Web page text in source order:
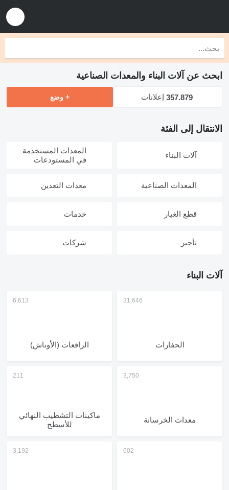
ابحث عن آلات البناء والمعدات الصناعية
357.879 إعلانات + وضع
الانتقال إلى الفئة
آلات البناء
المعدات المستخدمة
في المستودعات
المعدات الصناعية معدات التعدين
قطع الغيار خدمات
تأجير شركات
آلات البناء
الحفارات الرافعات (الأوناش)
معدات الخرسانة
ماكينات التشطيب النهائي
للأسطح